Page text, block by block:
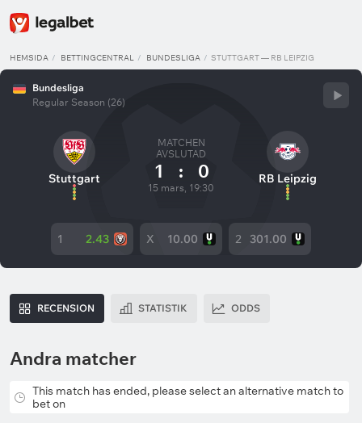
HEMSIDA BETTINGCENTRAL BUNDESLIGA STUTTGART — RB LEIPZIG
Bundesliga
Regular Season (26)
Stuttgart
MATCHEN
AVSLUTAD
1 : 0
15 mars, 19:30
RB Leipzig
1 2.43 X 10.00 2 301.00
RECENSION STATISTIK ODDS
Andra matcher
This match has ended, please select an alternative match to
bet on